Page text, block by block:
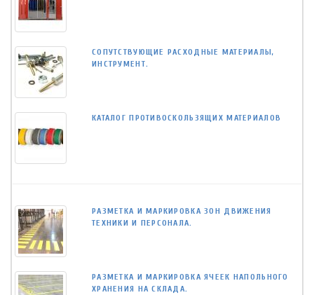
СОПУТСТВУЮЩИЕ РАСХОДНЫЕ МАТЕРИАЛЫ,
ИНСТРУМЕНТ.
КАТАЛОГ ПРОТИВОСКОЛЬЗЯЩИХ МАТЕРИАЛОВ
РАЗМЕТКА И МАРКИРОВКА ЗОН ДВИЖЕНИЯ
ТЕХНИКИ И ПЕРСОНАЛА.
РАЗМЕТКА И МАРКИРОВКА ЯЧЕЕК НАПОЛЬНОГО
ХРАНЕНИЯ НА СКЛАДА.